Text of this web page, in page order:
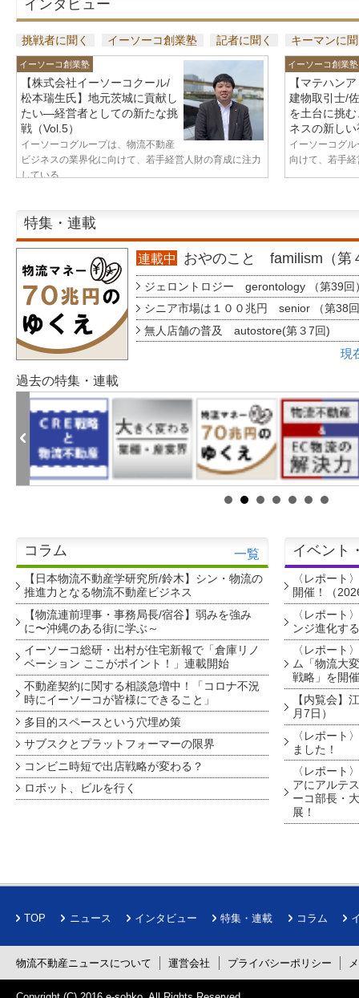
インタビュー
挑戦者に聞く イーソーコ創業塾 記者に聞く キーマンに
イーソーコ創業塾
【株式会社イーソーコクール/
松本瑞生氏】地元茨城に貢献し
たい—経営者としての新たな挑
戦（Vol.5）
イーソーコグループは、物流不動産
ビジネスの業界化に向けて、若手経営人財の育成に注力
している...
イーソーコ創業塾
【マテハン
建物取引士/
を土台に挑
ネスの新し
イーソーコグ
向けて、若手
特集・連載
連載中 おやのこと familism（第
ジェロントロジー gerontology （第39回
シニア市場は１００兆円 senior （第38
無人店舗の普及 autostore(第３7回)
現
過去の特集・連載
コラム 一覧
【日本物流不動産学研究所/鈴木】シン・物流の
推進力となる物流不動産ビジネス
【物流連前理事・事務局長/宿谷】弱みを強み
に〜沖縄のある街に学ぶ～
イーソーコ総研・出村が住宅新報で「倉庫リノ
ベーション ここがポイント！」連載開始
不動産契約に関する相談急増中！「コロナ不況
時にイーソーコが皆様にできること」
多目的スペースという穴埋め策
サブスクとプラットフォーマーの限界
コンビニ時短で出店戦略が変わる？
ロボット、ビルを行く
イベント
〈レポート
開催！（
〈レポート
ンジ進化す
〈レポート
ム「物流大
戦略」を開
【内覧会】
月7日）
〈レポート
ました！
〈レポート
アにアルテ
ーコ部長・
展！
TOP ニュース インタビュー 特集・連載 コラム
物流不動産ニュースについて 運営会社 プライバシーポリシー